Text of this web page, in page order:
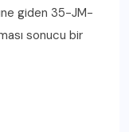
giden 35-JM-
sonucu bir